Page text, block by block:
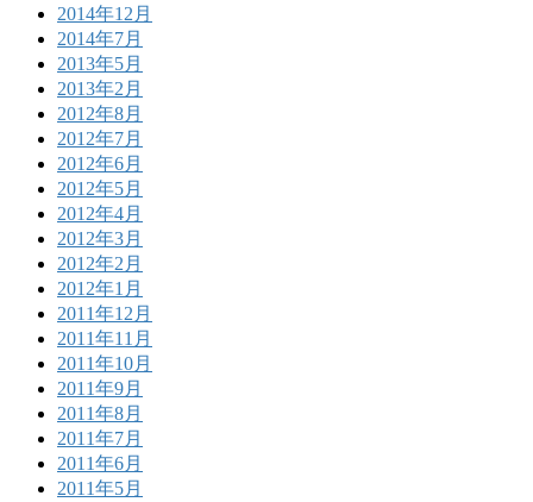
2014年12月
2014年7月
2013年5月
2013年2月
2012年8月
2012年7月
2012年6月
2012年5月
2012年4月
2012年3月
2012年2月
2012年1月
2011年12月
2011年11月
2011年10月
2011年9月
2011年8月
2011年7月
2011年6月
2011年5月